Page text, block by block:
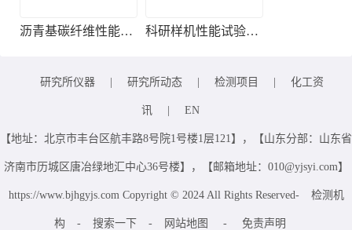
沥青基碳纤维性能检测 科研样机性能试验服务
研究所仪器 研究所动态 检测项目 化工资
讯 EN
【地址：北京市丰台区航丰路8号院1号楼1层121】，【山东分部：山东省
济南市历城区唐冶绿地汇中心36号楼】，【邮箱地址：010@yjsyi.com】
https://www.bjhgyjs.com Copyright © 2024 All Rights Reserved- 检测机
构 - 搜索一下 - 网站地图 - 免责声明